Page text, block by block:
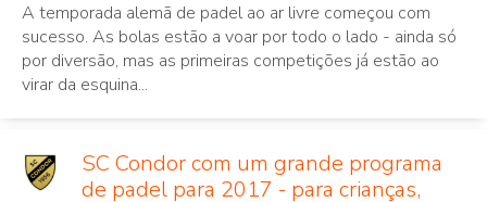
A temporada alemã de padel ao ar livre começou com
sucesso. As bolas estão a voar por todo o lado - ainda só
por diversão, mas as primeiras competições já estão ao
virar da esquina...
SC Condor com um grande programa
de padel para 2017 - para crianças,